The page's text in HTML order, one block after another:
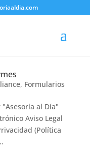
, Formularios
"Asesoría al Día"
Aviso Legal
(Política